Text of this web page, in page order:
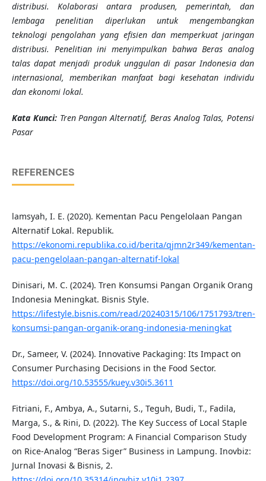
distribusi. Kolaborasi antara produsen, pemerintah, dan
lembaga penelitian diperlukan untuk mengembangkan
teknologi pengolahan yang efisien dan memperkuat jaringan
distribusi. Penelitian ini menyimpulkan bahwa Beras analog
talas dapat menjadi produk unggulan di pasar Indonesia dan
internasional, memberikan manfaat bagi kesehatan individu
dan ekonomi lokal.
Kata Kunci: Tren Pangan Alternatif, Beras Analog Talas, Potensi
Pasar
REFERENCES
lamsyah, I. E. (2020). Kementan Pacu Pengelolaan Pangan
Alternatif Lokal. Republik.
https://ekonomi.republika.co.id/berita/qjmn2r349/kementan-
pacu-pengelolaan-pangan-alternatif-lokal
Dinisari, M. C. (2024). Tren Konsumsi Pangan Organik Orang
Indonesia Meningkat. Bisnis Style.
https://lifestyle.bisnis.com/read/20240315/106/1751793/tren-
konsumsi-pangan-organik-orang-indonesia-meningkat
Dr., Sameer, V. (2024). Innovative Packaging: Its Impact on
Consumer Purchasing Decisions in the Food Sector.
https://doi.org/10.53555/kuey.v30i5.3611
Fitriani, F., Ambya, A., Sutarni, S., Teguh, Budi, T., Fadila,
Marga, S., & Rini, D. (2022). The Key Success of Local Staple
Food Development Program: A Financial Comparison Study
on Rice-Analog “Beras Siger” Business in Lampung. Inovbiz:
Jurnal Inovasi & Bisnis, 2.